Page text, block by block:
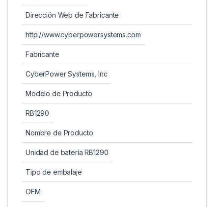
Dirección Web de Fabricante
http://www.cyberpowersystems.com
Fabricante
CyberPower Systems, Inc
Modelo de Producto
RB1290
Nombre de Producto
Unidad de batería RB1290
Tipo de embalaje
OEM